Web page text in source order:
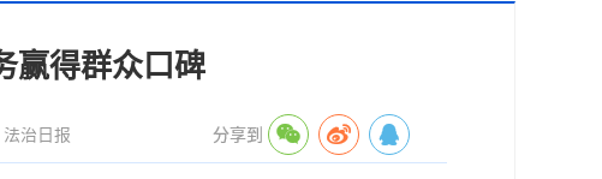
赢得群众口碑
法治日报 分享到